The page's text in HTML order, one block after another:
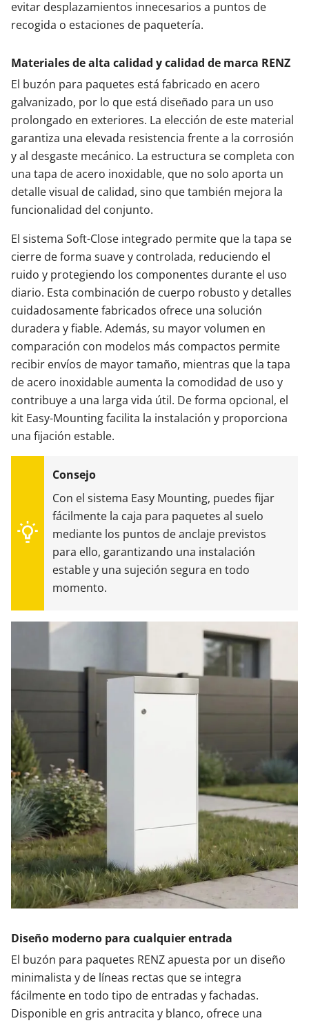
evitar desplazamientos innecesarios a puntos de
recogida o estaciones de paquetería.
Materiales de alta calidad y calidad de marca RENZ
El buzón para paquetes está fabricado en acero
galvanizado, por lo que está diseñado para un uso
prolongado en exteriores. La elección de este material
garantiza una elevada resistencia frente a la corrosión
y al desgaste mecánico. La estructura se completa con
una tapa de acero inoxidable, que no solo aporta un
detalle visual de calidad, sino que también mejora la
funcionalidad del conjunto.
El sistema Soft-Close integrado permite que la tapa se
cierre de forma suave y controlada, reduciendo el
ruido y protegiendo los componentes durante el uso
diario. Esta combinación de cuerpo robusto y detalles
cuidadosamente fabricados ofrece una solución
duradera y fiable. Además, su mayor volumen en
comparación con modelos más compactos permite
recibir envíos de mayor tamaño, mientras que la tapa
de acero inoxidable aumenta la comodidad de uso y
contribuye a una larga vida útil. De forma opcional, el
kit Easy-Mounting facilita la instalación y proporciona
una fijación estable.
Con el sistema Easy Mounting, puedes fijar
fácilmente la caja para paquetes al suelo
mediante los puntos de anclaje previstos
para ello, garantizando una instalación
estable y una sujeción segura en todo
momento.
Diseño moderno para cualquier entrada
El buzón para paquetes RENZ apuesta por un diseño
minimalista y de líneas rectas que se integra
fácilmente en todo tipo de entradas y fachadas.
Disponible en gris antracita y blanco, ofrece una